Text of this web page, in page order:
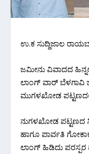
ಉ.ಕ ಸುದ್ದಿಜಾಲ
ಜಮೀನು ವಿವಾದದ
ಲಾಂಗ್ ವಾರ್ ಬೆಳಗಾವಿ
ಮುಗಳಖೋಡ
ನುಗಳಖೋಡ ಪಟ್ಟಣದ
ಹಾಗೂ ಪಾರ್ವತಿ
ಲಾಂಗ್ ಹಿಡಿದು ಪರಸ್ಪರ